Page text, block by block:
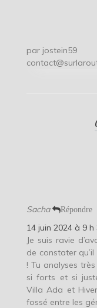
par jostein59
Sacha Répondre
14 juin 2024 à 9 h
Je suis ravie
de constater
! Tu analyses
si forts et si
Villa Ada et
fossé entre les